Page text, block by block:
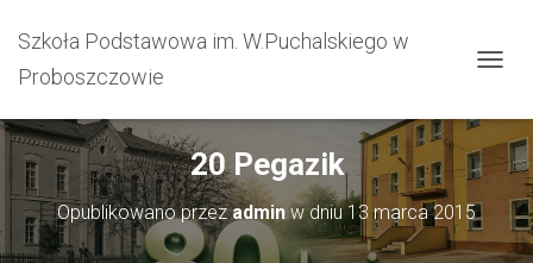
Szkoła Podstawowa im. W.Puchalskiego w
Proboszczowie
20 Pegazik
Opublikowano przezadminw dniu13 marca 2015